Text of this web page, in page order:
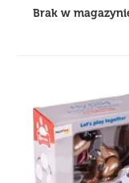
Brak w